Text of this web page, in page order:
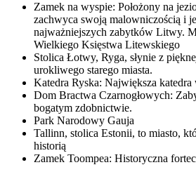
Zamek na wyspie: Położony na
zachwyca swoją malowniczością i
najważniejszych zabytków Litwy.
Wielkiego Księstwa Litewskiego
Stolica Łotwy, Ryga, słynie z
urokliwego starego miasta.
Katedra Ryska: Największa katedra
Dom Bractwa Czarnogłowych:
bogatym zdobnictwie.
Park Narodowy Gauja
Tallinn, stolica Estonii, to miasto,
historią
Zamek Toompea: Historyczna